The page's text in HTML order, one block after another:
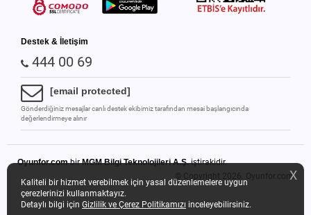
X
Kaliteli bir hizmet verebilmek için yasal düzenlemelere uygun
çerezlerinizi kullanmaktayız.
Detaylı bilgi için Gizlilik ve Çerez Politikamızı inceleyebilirsiniz.
Destek & İletişim
444 00 69
[email protected]
Gönderdiğiniz mesajlar canlı destek ekibimiz tarafından mesai başlangıcında
değerlendirmeye alınır
Oyunfor.combirMGM Bilgi Teknolojileri A.Ş.iştirakidir.
© Copyright 2026.
Oyunfor.com